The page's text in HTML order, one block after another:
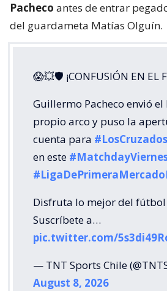
Pacheco antes de entrar
del guardameta Matías Olguín.
😱💥🛡 ¡CONFUSIÓN EN EL
Guillermo Pacheco envió
propio arco y puso la
cuenta para #LosCruzados
en este
Disfruta lo mejor del fútbol
Suscríbete a…
pic.twitter.com/
— TNT Sports Chile
August 8, 2026